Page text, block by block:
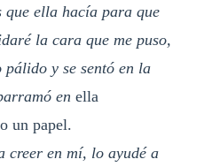
que ella hacía para que
la cara que me puso,
y se sentó en la
en ella
un papel.
creer en mí, lo ayudé a